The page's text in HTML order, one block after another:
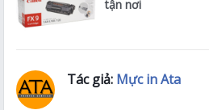
tận nơi
Tác giả: Mực in Ata